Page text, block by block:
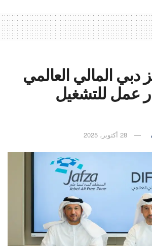
دبي المالي العالمي
عمل للتشغيل
28 أكتوبر، 2025